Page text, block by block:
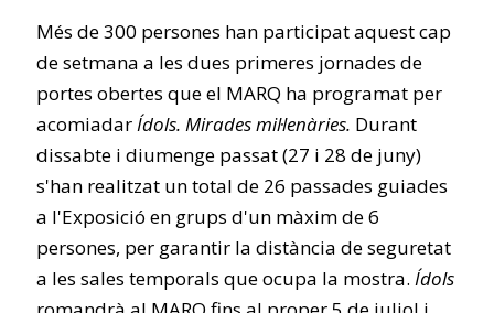
Més de 300 persones han participat aquest cap
de setmana a les dues primeres jornades de
portes obertes que el MARQ ha programat per
acomiadarÍdols. Mirades mil·lenàries. Durant
dissabte i diumenge passat (27 i 28 de juny)
s'han realitzat un total de 26 passades guiades
a l'Exposició en grups d'un màxim de 6
persones, per garantir la distància de seguretat
a les sales temporals que ocupa la mostra. Ídols